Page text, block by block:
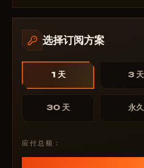
Spider（Risk）
AdminFlag（Risk）
SuperMelee— 增加近战范围
No Animation Weapon
玩家相机 FOV + 缩放距离
调试相机（Risk）
— 自由视角
换弹指示器
选择订阅方案
1 天 3 天
30 天 永久
应付总额：